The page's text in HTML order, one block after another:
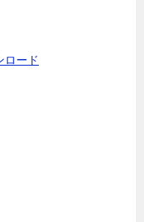
ロード